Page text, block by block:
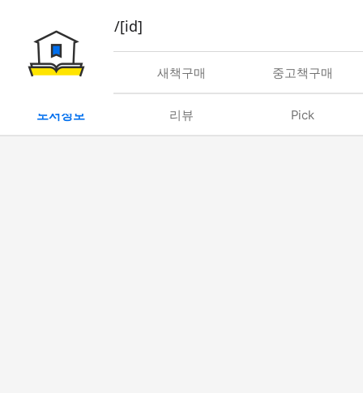
book/rent/[id]
대여 새책구매 중고책구매
도서정보 리뷰 Pick